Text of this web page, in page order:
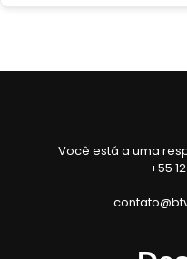
Você está a uma
+55